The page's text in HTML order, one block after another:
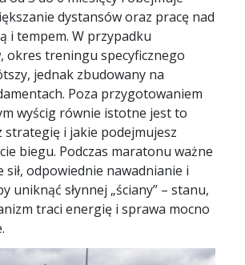
dystansów oraz pracę nad
i tempem. W przypadku
treningu specyficznego
jednak zbudowany na
Poza przygotowaniem
wyścig równie istotne jest to
strategię i jakie podejmujesz
biegu. Podczas maratonu ważne
sił, odpowiednie nawadnianie i
uniknąć słynnej „ściany” – stanu,
traci energię i sprawa mocno